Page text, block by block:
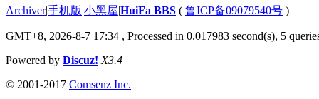
Archiver|手机版|小黑屋|HuiFa BBS ( 鲁ICP备09079540号 )
GMT+8, 2026-8-7 17:34 , Processed in 0.017983 second(s), 5
Powered by Discuz! X3.4
© 2001-2017 Comsenz Inc.